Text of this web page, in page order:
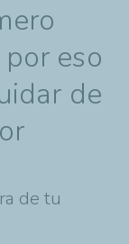
eso
de
de tu